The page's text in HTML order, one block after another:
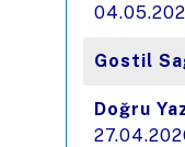
Gostil
Doğru